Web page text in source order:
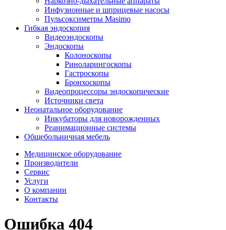
Инфузионные и шприцевые насосы
Пульсоксиметры Masimo
Гибкая эндоскопия
Видеоэндоскопы
Эндоскопы
Колоноскопы
Риноларингоскопы
Гастроскопы
Бронхоскопы
Видеопроцессоры эндоскопические
Источники света
Неонатальное оборудование
Инкубаторы для новорожденных
Реанимационные системы
Общебольничная мебель
Медицинское оборудование
Производители
Сервис
Услуги
О компании
Контакты
Ошибка 404